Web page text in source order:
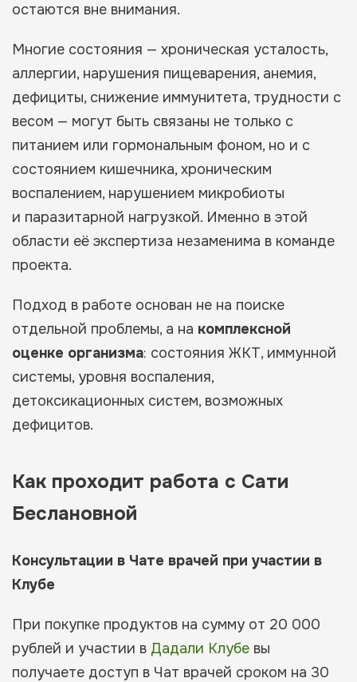
остаются вне внимания.
Многие состояния — хроническая усталость,
аллергии, нарушения пищеварения, анемия,
дефициты, снижение иммунитета, трудности с
весом — могут быть связаны не только с
питанием или гормональным фоном, но и с
состоянием кишечника, хроническим
воспалением, нарушением микробиоты
и паразитарной нагрузкой. Именно в этой
области её экспертиза незаменима в команде
проекта.
Подход в работе основан не на поиске
отдельной проблемы, а на комплексной
оценке организма: состояния ЖКТ, иммунной
системы, уровня воспаления,
детоксикационных систем, возможных
дефицитов.
Как проходит работа с Сати
Беслановной
Консультации в Чате врачей при участии в
Клубе
При покупке продуктов на сумму от 20 000
рублей и участии в Дадали Клубе вы
получаете доступ в Чат врачей сроком на 30